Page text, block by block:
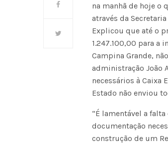
na manhã de hoje o
através da
Explicou que até o
1.247.100,00 para a
Campina Grande,
administração João
necessários à Caixa
Estado não enviou
“É lamentável a
documentação
construção de um